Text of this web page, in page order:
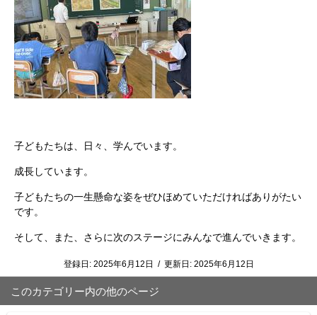
子どもたちは、日々、学んでいます。
成長しています。
子どもたちの一生懸命な姿をぜひほめていただければありがたい
です。
そして、また、さらに次のステージにみんなで進んでいきます。
登録日: 2025年6月12日 / 更新日: 2025年6月12日
このカテゴリー内の他のページ